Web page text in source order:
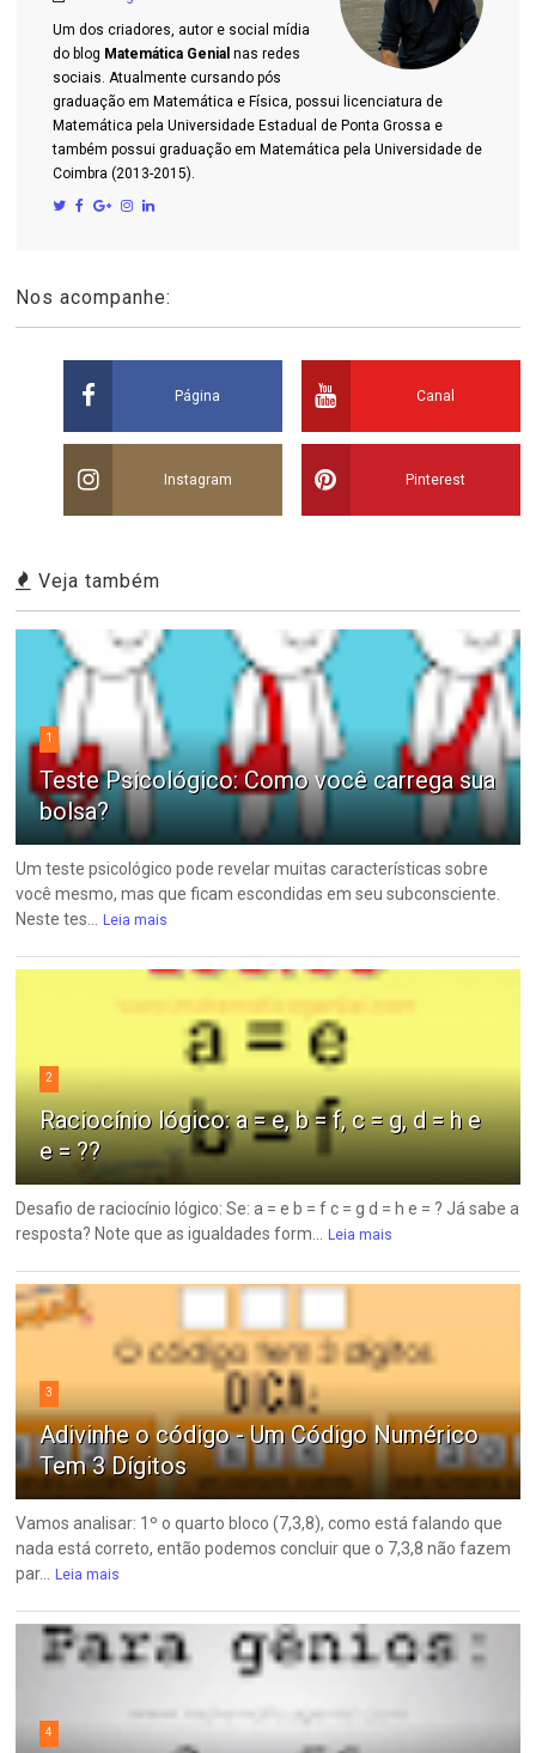
Um dos criadores, autor e social mídia
do blog Matemática Genial nas redes
sociais. Atualmente cursando pós
graduação em Matemática e Física, possui licenciatura de
Matemática pela Universidade Estadual de Ponta Grossa e
também possui graduação em Matemática pela Universidade de
Coimbra (2013-2015).
Nos acompanhe:
Página Canal
Instagram Pinterest
Veja também
1
Teste Psicológico: Como você carrega sua
bolsa?
Um teste psicológico pode revelar muitas características sobre
você mesmo, mas que ficam escondidas em seu subconsciente.
Neste tes...
Leia mais
2
Raciocínio lógico: a = e, b = f, c = g, d = h e
e = ??
Desafio de raciocínio lógico: Se: a = e b = f c = g d = h e = ? Já sabe a
resposta? Note que as igualdades form...
Leia mais
3
Adivinhe o código - Um Código Numérico
Tem 3 Dígitos
Vamos analisar: 1º o quarto bloco (7,3,8), como está falando que
nada está correto, então podemos concluir que o 7,3,8 não fazem
par...
Leia mais
4